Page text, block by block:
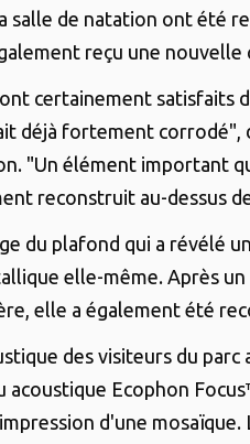
salle de natation ont été
reçu une nouvelle
certainement satisfaits
déjà fortement corrodé",
"Un élément important
reconstruit au-dessus
du plafond qui a révélé
elle-même. Après
elle a également été
des visiteurs du parc
acoustique Ecophon
d'une mosaïque.